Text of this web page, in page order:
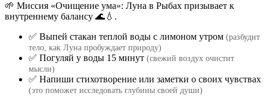
🌱 Миссия «Очищение ума»: Луна в Рыбах призывает к
внутреннему балансу 🌊💧.
✅ Выпей стакан теплой воды с лимоном утром (разбудит
тело, как Луна пробуждает природу)
✅ Погуляй у воды 15 минут (свежий воздух очистит
мысли)
✅ Напиши стихотворение или заметки о своих чувствах
(это поможет исследовать глубины своей души)